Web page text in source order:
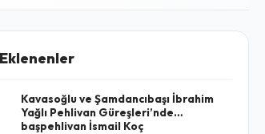
Kavasoğlu ve Şamdancıbaşı İbrahim
Yağlı Pehlivan Güreşleri’nde
başpehlivan İsmail Koç